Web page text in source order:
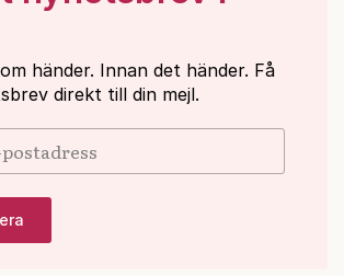
händer. Innan det händer. Få
direkt till din mejl.